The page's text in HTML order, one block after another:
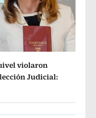
violaron
Judicial: